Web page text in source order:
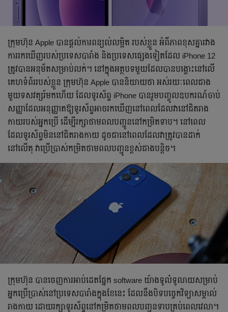
ក្រុមហ៊ុន Apple បានផ្តល់ការពន្យល់លម្អិត របស់ខ្លួន អំពីភាពខុសគ្នារវាង
ការរកឃើញរបស់ប្រទេសបារាំង និងប្រទេសផ្សេងទៀតដែល iPhone 12
ត្រូវបានអនុម័តសម្រាប់លក់។ នៅក្នុងអត្ថបទមួយដែលបានបង្ហោះនៅលើ
គេហទំព័ររបស់ខ្លួន ក្រុមហ៊ុន Apple បាននិយាយថា អស់រយៈពេលជាង
មួយទសវត្សរ៍មកហើយ ដែលទូរស័ព្ទ iPhone បានរួមបញ្ចូលឧបករណ៍ចាប់
សញ្ញាដែលអនុញ្ញាតឱ្យទូរស័ព្ទអាចរកឃើញនៅពេលដែលវានៅជិតរាង
កាយរបស់អ្នកប្រើ ដើម្បីរក្សាថាមពលបញ្ជូននៅកម្រិតទាប។ នៅពេល
ដែលទូរស័ព្ទមិននៅជិតរាងកាយ ដូចជានៅពេលដែលវាត្រូវបានដាក់
នៅលើតុ វាប្រើប្រាស់កម្រិតថាមពលបញ្ជូនខ្ពស់ជាងបន្តិច។
ក្រុមហ៊ុន បានចេញការអាប់ដេតផ្នែក software យ៉ាងទូលំទូលាយសម្រាប់
អ្នកប្រើប្រាស់នៅប្រទេសបារាំងក្នុងខែនេះ ដែលនឹងបិទបច្ចេកវិទ្យាសម្គាល់
រាងកាយ ដោយរក្សាទូរស័ព្ទនៅកម្រិតថាមពលបញ្ជូនទាបគ្រប់ពេលវេលា។